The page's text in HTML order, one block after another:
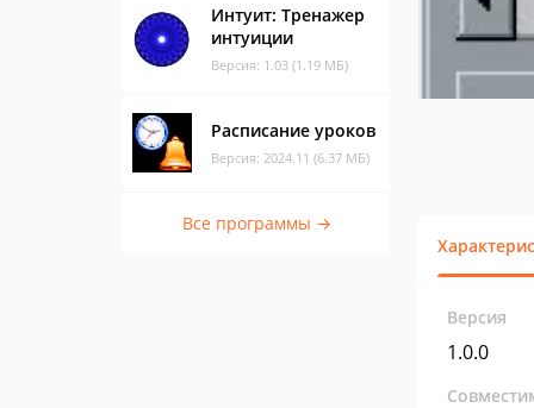
Интуит: Тренажер
интуиции
Версия: 1.03 (1.19 МБ)
Расписание уроков
Версия: 2024.11 (6.37 МБ)
Все программы →
Версия
1.0.0